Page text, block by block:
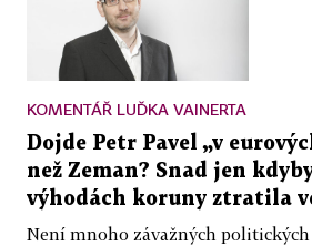
KOMENTÁŘ LUĎKA VAINERTA
Dojde Petr Pavel „v
než Zeman? Snad jen
výhodách koruny ztratila
Není mnoho závažných